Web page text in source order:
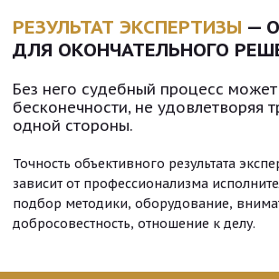
РЕЗУЛЬТАТ ЭКСПЕРТИЗЫ —
ДЛЯ ОКОНЧАТЕЛЬНОГО
Без него судебный процесс может
бесконечности, не удовлетворяя
одной стороны.
Точность объективного результата
зависит от профессионализма
подбор методики, оборудование,
добросовестность, отношение к делу.